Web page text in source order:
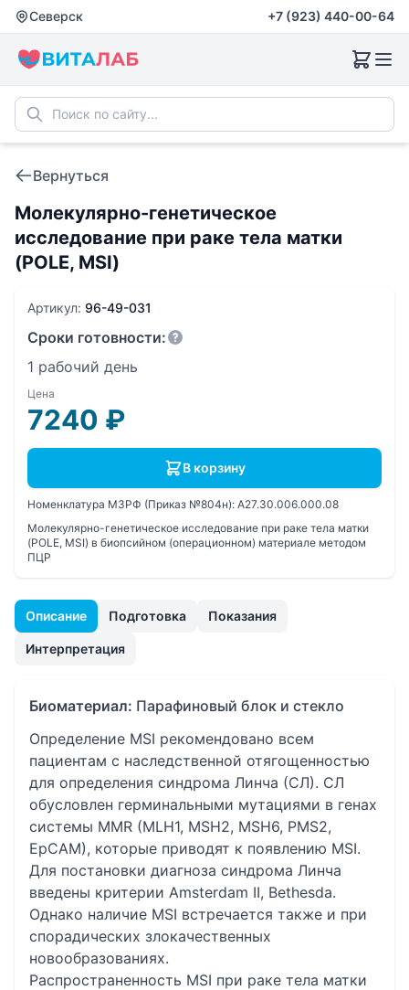
Северск +7 (923) 440-00-64
Вернуться
Молекулярно-генетическое
исследование при раке тела матки
(POLE, MSI)
Описание Подготовка Показания
Интерпретация
Биоматериал: Парафиновый блок и стекло
Определение MSI рекомендовано всем
пациентам с наследственной отягощенностью
для определения синдрома Линча (СЛ). СЛ
обусловлен герминальными мутациями в генах
системы MMR (MLH1, MSH2, MSH6, PMS2,
EpCAM), которые приводят к появлению MSI.
Для постановки диагноза синдрома Линча
введены критерии Amsterdam II, Bethesda.
Однако наличие MSI встречается также и при
спорадических злокачественных
новообразованиях.
Распространенность MSI при раке тела матки
Артикул: 96-49-031
Сроки готовности:
1 рабочий день
Цена
7240 ₽
В корзину
Номенклатура МЗРФ (Приказ №804н): A27.30.006.000.08
Молекулярно-генетическое исследование при раке тела матки
(POLE, MSI) в биопсийном (операционном) материале методом
ПЦР